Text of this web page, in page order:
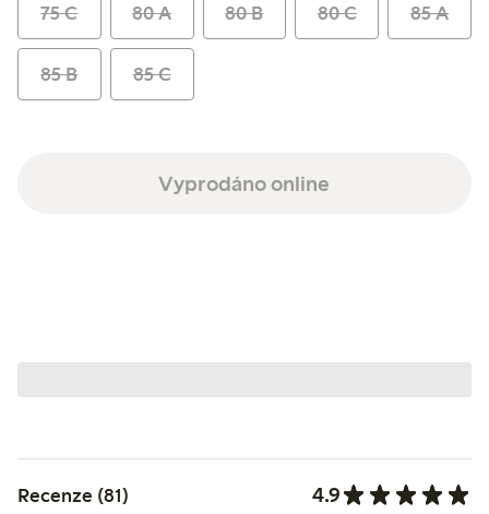
75 C 80 A 80 B 80 C 85 A
85 B 85 C
Vyprodáno online
Recenze (81) 4.9